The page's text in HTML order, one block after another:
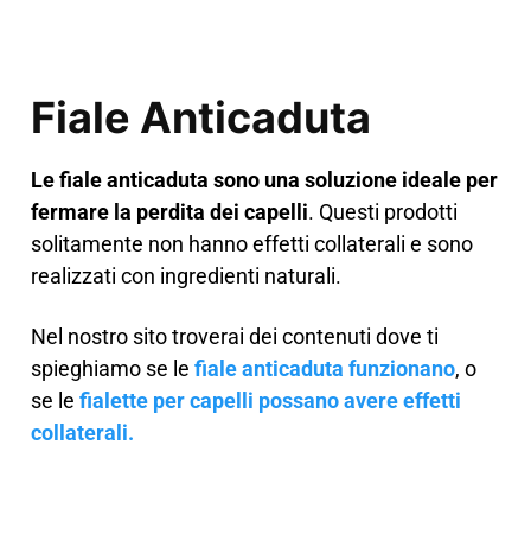
Fiale Anticaduta
Le fiale anticaduta sono una soluzione ideale per
fermare la perdita dei capelli. Questi prodotti
solitamente non hanno effetti collaterali e sono
realizzati con ingredienti naturali.
Nel nostro sito troverai dei contenuti dove ti
spieghiamo se le fiale anticaduta funzionano, o
se le fialette per capelli possano avere effetti
collaterali.